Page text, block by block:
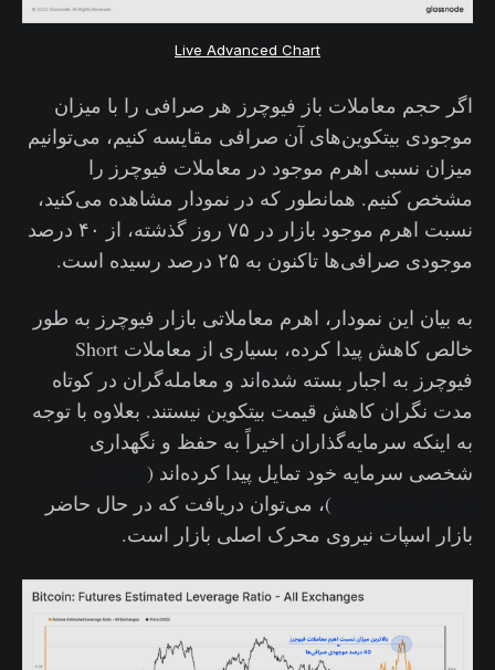
Live Advanced Chart
اگر حجم معاملات باز فیوچرز هر صرافی را با میزان
موجودی بیتکوین‌های آن صرافی مقایسه کنیم، می‌توانیم
میزان نسبی اهرم موجود در معاملات فیوچرز را
مشخص کنیم. همانطور که در نمودار مشاهده می‌کنید،
نسبت اهرم موجود بازار در ۷۵ روز گذشته، از ۴۰ درصد
موجودی صرافی‌ها تاکنون به ۲۵ درصد رسیده است.
به بیان این نمودار، اهرم معاملاتی بازار فیوچرز به طور
خالص کاهش پیدا کرده، بسیاری از معاملات Short
فیوچرز به اجبار بسته شده‌اند و معامله‌گران در کوتاه
مدت نگران کاهش قیمت بیتکوین نیستند. بعلاوه با توجه
به اینکه سرمایه‌گذاران اخیراً به حفظ و نگهداری
شخصی سرمایه خود تمایل پیدا کرده‌اند (
)، می‌توان دریافت که در حال حاضر
بازار اسپات نیروی محرک اصلی بازار است.